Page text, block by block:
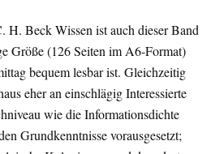
H. Beck Wissen ist auch dieser Band
Größe (126 Seiten im A6-Format)
bequem lesbar ist. Gleichzeitig
eher an einschlägig Interessierte
wie die Informationsdichte
Grundkenntnisse vorausgesetzt;